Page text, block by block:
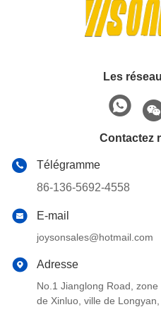
Les
Contactez
Télégramme
86-136-5692-4558
E-mail
joysonsales@hotmail.com
Adresse
No.1 Jianglong Road,
de Xinluo, ville de